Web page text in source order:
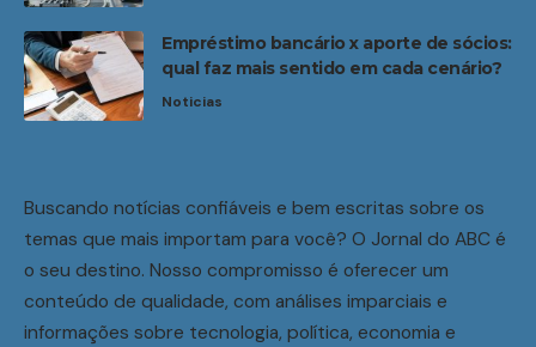
Empréstimo bancário x aporte de sócios:
qual faz mais sentido em cada cenário?
Noticias
Buscando notícias confiáveis e bem escritas sobre os
temas que mais importam para você? O Jornal do ABC é
o seu destino. Nosso compromisso é oferecer um
conteúdo de qualidade, com análises imparciais e
informações sobre tecnologia, política, economia e